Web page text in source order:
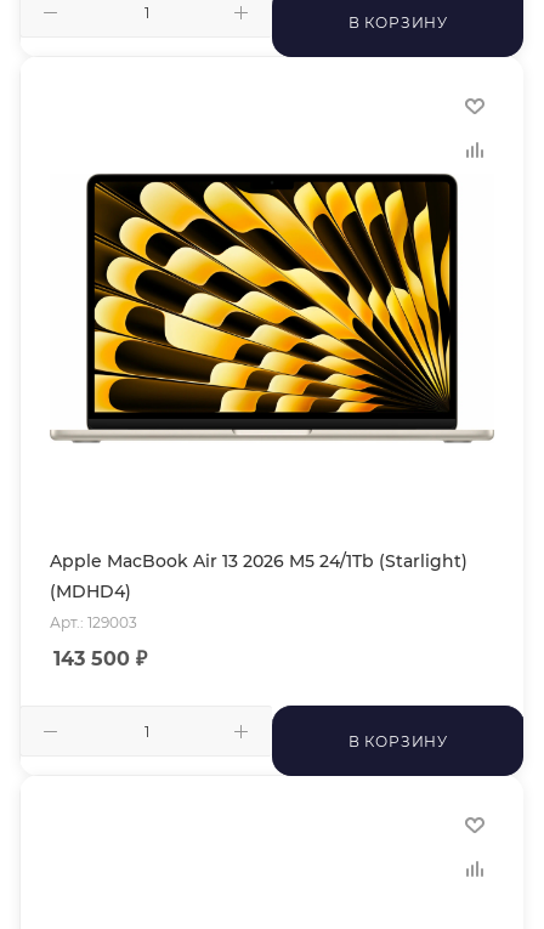
В КОРЗИНУ
Apple MacBook Air 13 2026 M5 24/1Tb (Starlight)
(MDHD4)
Арт.: 129003
143 500 ₽
В КОРЗИНУ